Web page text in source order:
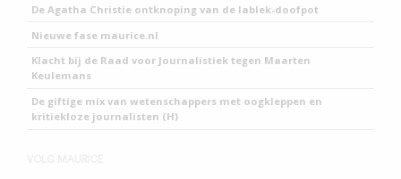
De Agatha Christie ontknoping van de lablek-doofpot
Nieuwe fase maurice.nl
Klacht bij de Raad voor Journalistiek tegen Maarten
Keulemans
De giftige mix van wetenschappers met oogkleppen en
kritiekloze journalisten (H)